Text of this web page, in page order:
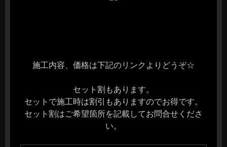
施工内容、価格は下記のリンクよりどうぞ☆
セット割もあります。
セットで施工時は割引もありますのでお得です。
セット割はご希望箇所を記載してお問合せくださ
い。